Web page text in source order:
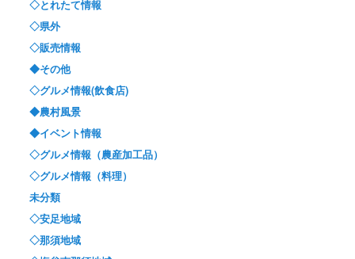
◇とれたて情報
◇県外
◇販売情報
◆その他
◇グルメ情報(飲食店)
◆農村風景
◆イベント情報
◇グルメ情報（農産加工品）
◇グルメ情報（料理）
未分類
◇安足地域
◇那須地域